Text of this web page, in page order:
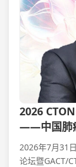
2026
——中国肺
2026年7月31
论坛暨GACT/